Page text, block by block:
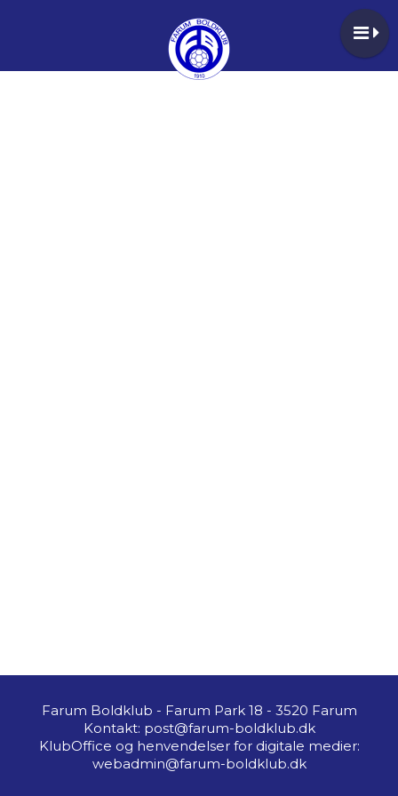
Farum Boldklub - Farum Park 18 - 3520 Farum
Kontakt: post@farum-boldklub.dk
KlubOffice og henvendelser for digitale medier:
webadmin@farum-boldklub.dk